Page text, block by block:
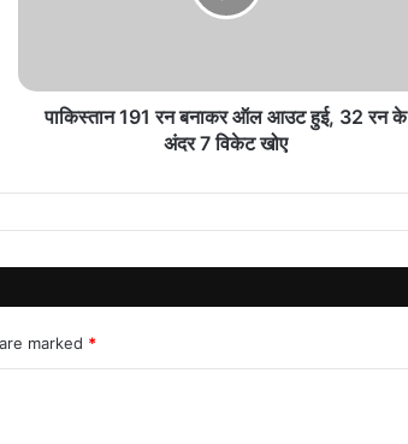
पाकिस्तान 191 रन बनाकर ऑल आउट हुई, 32 रन के
अंदर 7 विकेट खोए
marked *